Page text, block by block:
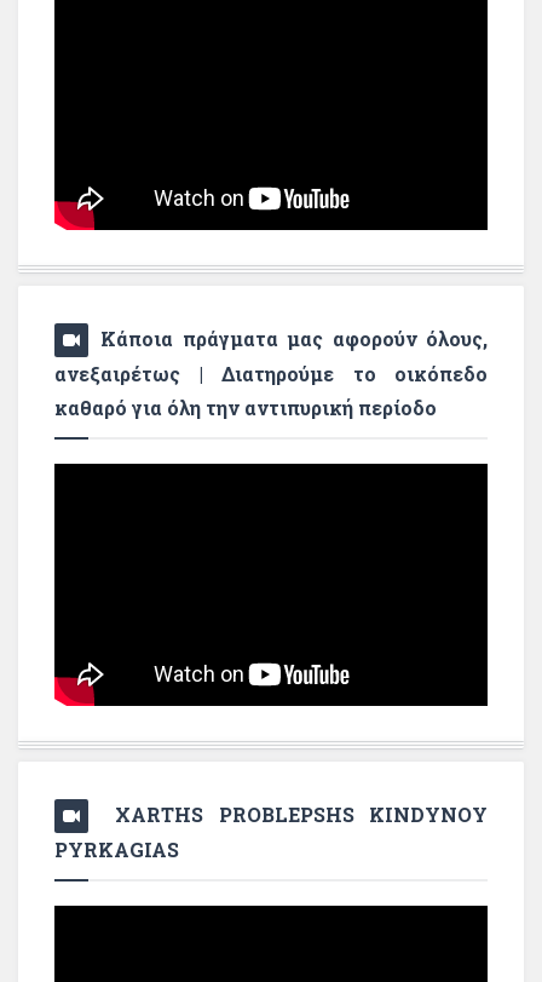
Κάποια πράγματα μας αφορούν όλους,
ανεξαιρέτως | Διατηρούμε το οικόπεδο
καθαρό για όλη την αντιπυρική περίοδο
XARTHS PROBLEPSHS KINDYNOY
PYRKAGIAS